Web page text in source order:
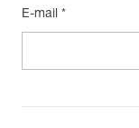
E-mail *